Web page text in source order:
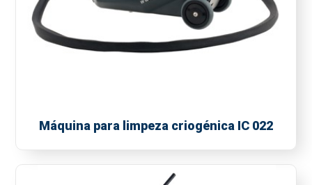
Máquina para limpeza criogénica IC 022